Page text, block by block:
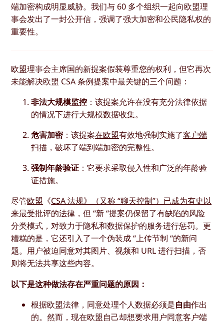
端加密构成明显威胁。我们与 60 多个组织一起向欧盟理
事会发出了一封公开信，强调了强大加密和公民隐私权的
重要性。
欧盟理事会主席国的新提案假装尊重您的权利，但它再次
未能解决欧盟 CSA 条例提案中最关键的三个问题：
非法大规模监控 ：该提案允许在没有充分法律依据
的情况下进行大规模数据收集。
危害加密：该提案在欧盟有效地强制实施了客户端
扫描 ，破坏了端到端加密的完整性。
强制年龄验证 ：它要求采取侵入性和广泛的年龄验
证措施。
尽管欧盟 《CSA 法规》（又称 “聊天控制”）已成为有史以
来最受批评的法律 ，但 “新 “提案仍保留了有缺陷的风险
分类模式，对致力于隐私和数据保护的服务进行惩罚。更
糟糕的是，它还引入了一个伪装成 “上传节制 “的新问
题。用户被迫同意对其图片、视频和 URL 进行扫描，否
则将无法共享这些内容。
以下是这种做法存在严重问题的原因：
根据欧盟法律，同意处理个人数据必须是自由作出
的。然而，现在欧盟自己却想要求用户同意客户端